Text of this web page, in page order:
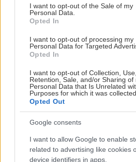
consent section.
I want to opt-out of the Sale of my
Personal Data.
Opted In
I want to opt-out of processing my
Personal Data for Targeted
Opted In
I want to opt-out of Collection, Use,
Retention, Sale, and/or Sharing of
Personal Data that Is Unrelated
Purposes for which it was collected.
Opted Out
Google consents
I want to allow Google to enable
related to advertising like cookies
device identifiers in apps.
förfrågan som till exempel
publikgångarna eller våra loger. Vi
förslag så tveka inte utan hör av er
minnesvärd upplevelse!med bordsplacering
middagsupplevelse i
kombination med
ishockeymatch
personer
• Stor, ljus lokal
75 tums TV skärm